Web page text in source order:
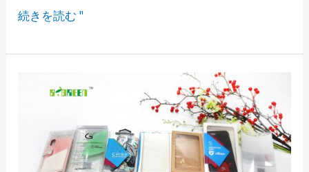
ケ
ス
続きを読む "